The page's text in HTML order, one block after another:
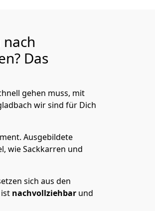
Das
gehen muss, mit
wir sind für Dich
Ausgebildete
wie Sackkarren und
sich aus den
nachvollziehbar und